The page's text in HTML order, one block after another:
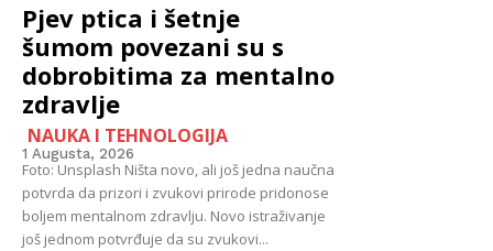
Pjev ptica i šetnje
šumom povezani su s
dobrobitima za mentalno
zdravlje
NAUKA I TEHNOLOGIJA
1 Augusta, 2026
Foto: Unsplash Ništa novo, ali još jedna naučna
potvrda da prizori i zvukovi prirode pridonose
boljem mentalnom zdravlju. Novo istraživanje
još jednom potvrđuje da su zvukovi...